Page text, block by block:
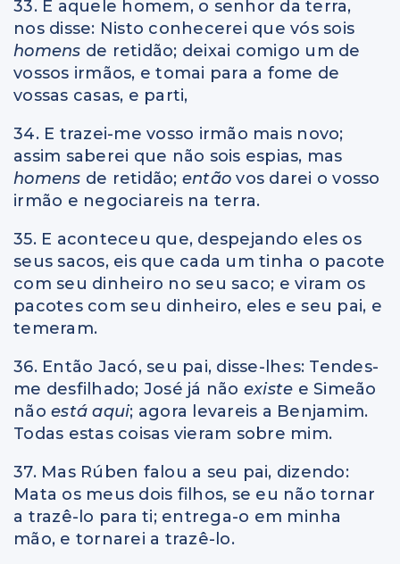
33. E aquele homem, o senhor da terra,
nos disse: Nisto conhecerei que vós sois
homens de retidão; deixai comigo um de
vossos irmãos, e tomai para a fome de
vossas casas, e parti,
34. E trazei-me vosso irmão mais novo;
assim saberei que não sois espias, mas
homens de retidão; entãovos darei o vosso
irmão e negociareis na terra.
35. E aconteceu que, despejando eles os
seus sacos, eis que cada um tinha o pacote
com seu dinheiro no seu saco; e viram os
pacotes com seu dinheiro, eles e seu pai, e
temeram.
36. Então Jacó, seu pai, disse-lhes: Tendes-
me desfilhado; José já não existe e Simeão
não está aqui; agora levareis a Benjamim.
Todas estas coisas vieram sobre mim.
37. Mas Rúben falou a seu pai, dizendo:
Mata os meus dois filhos, se eu não tornar
a trazê-lo para ti; entrega-o em minha
mão, e tornarei a trazê-lo.